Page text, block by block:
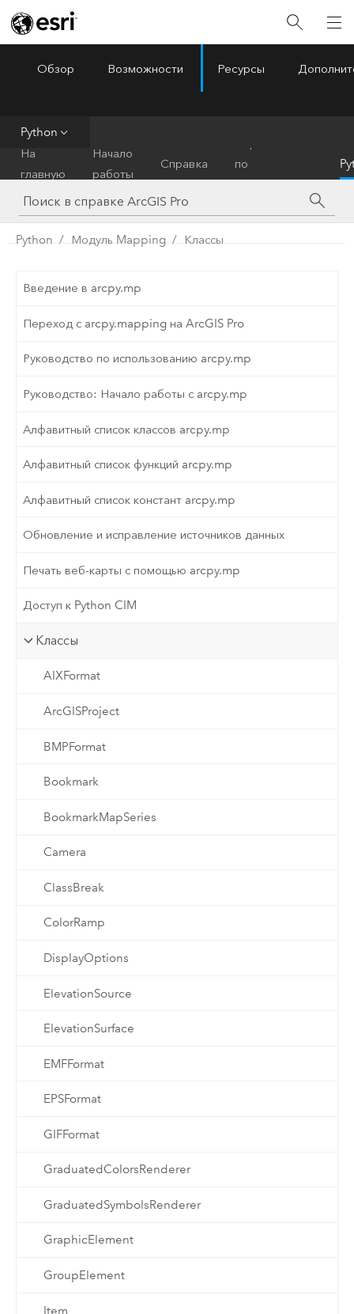
ArcGIS Pro
Обзор Возможности Ресурсы
Python
На
главную
Начало
работы
Справка
по
инструментам
Python Модуль Mapping Классы
Введение в arcpy.mp
Переход с arcpy.mapping на ArcGIS Pro
Руководство по использованию arcpy.mp
Руководство: Начало работы с arcpy.mp
Алфавитный список классов arcpy.mp
Алфавитный список функций arcpy.mp
Алфавитный список констант arcpy.mp
Обновление и исправление источников данных
Печать веб-карты с помощью arcpy.mp
Доступ к Python CIM
Классы
AIXFormat
ArcGISProject
BMPFormat
Bookmark
BookmarkMapSeries
Camera
ClassBreak
ColorRamp
DisplayOptions
ElevationSource
ElevationSurface
EMFFormat
EPSFormat
GIFFormat
GraduatedColorsRenderer
GraduatedSymbolsRenderer
GraphicElement
GroupElement
Item